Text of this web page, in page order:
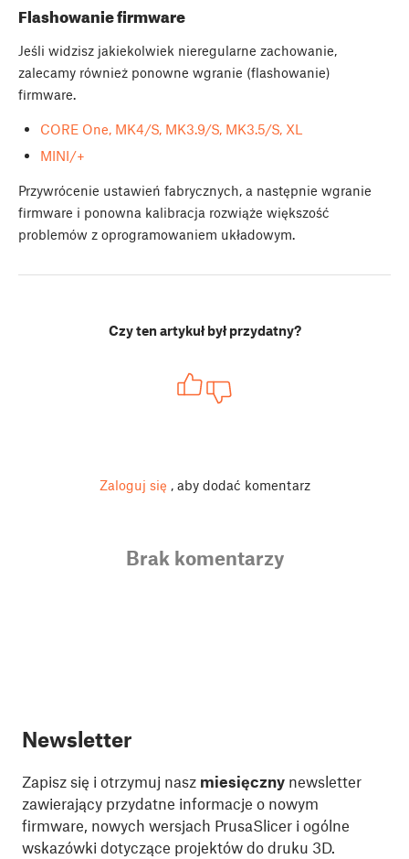
Flashowanie firmware
Jeśli widzisz jakiekolwiek nieregularne zachowanie,
zalecamy również ponowne wgranie (flashowanie)
firmware.
CORE One, MK4/S, MK3.9/S, MK3.5/S, XL
MINI/+
Przywrócenie ustawień fabrycznych, a następnie wgranie
firmware i ponowna kalibracja rozwiąże większość
problemów z oprogramowaniem układowym.
Czy ten artykuł był przydatny?
Zaloguj się , aby dodać komentarz
Brak komentarzy
Newsletter
Zapisz się i otrzymuj nasz miesięczny newsletter
zawierający przydatne informacje o nowym
firmware, nowych wersjach PrusaSlicer i ogólne
wskazówki dotyczące projektów do druku 3D.